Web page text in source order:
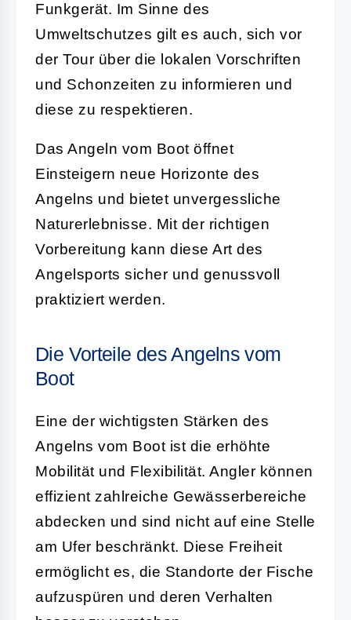
Funkgerät. Im Sinne des
Umweltschutzes gilt es auch, sich vor
der Tour über die lokalen Vorschriften
und Schonzeiten zu informieren und
diese zu respektieren.
Das Angeln vom Boot öffnet
Einsteigern neue Horizonte des
Angelns und bietet unvergessliche
Naturerlebnisse. Mit der richtigen
Vorbereitung kann diese Art des
Angelsports sicher und genussvoll
praktiziert werden.
Die Vorteile des Angelns vom
Boot
Eine der wichtigsten Stärken des
Angelns vom Boot ist die erhöhte
Mobilität und Flexibilität. Angler können
effizient zahlreiche Gewässerbereiche
abdecken und sind nicht auf eine Stelle
am Ufer beschränkt. Diese Freiheit
ermöglicht es, die Standorte der Fische
aufzuspüren und deren Verhalten